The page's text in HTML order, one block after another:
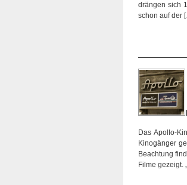
drängen sich
schon auf der
Das Apollo-
Kinogänger
Beachtung
Filme gezeigt.